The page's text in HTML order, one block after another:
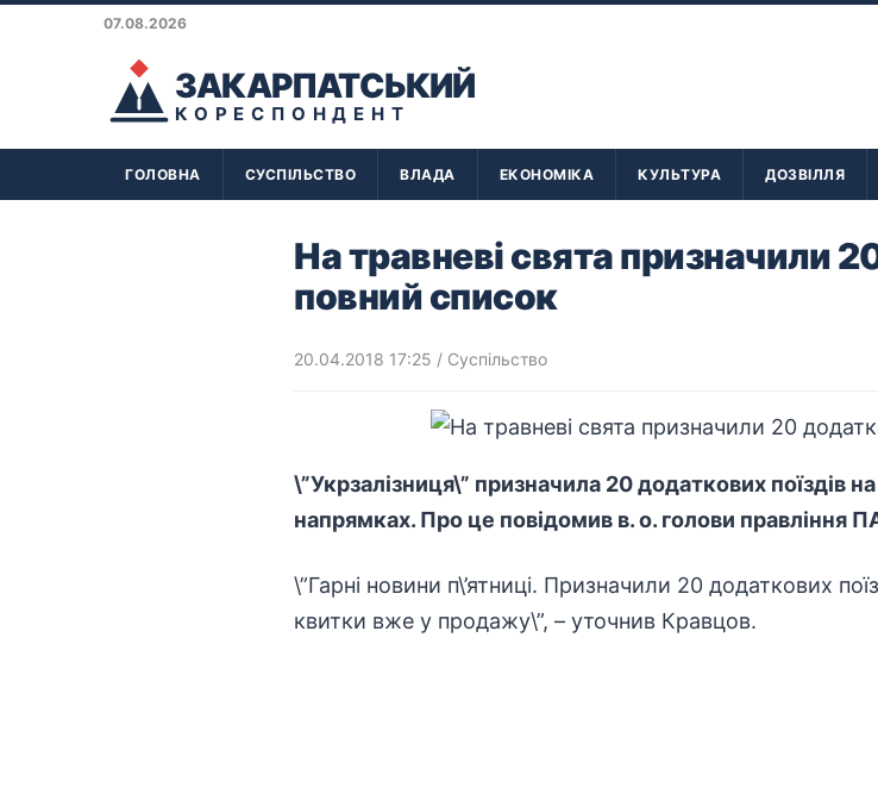
07.08.2026
ЗАКАРПАТСЬКИЙ
КОРЕСПОНДЕНТ
ГОЛОВНА СУСПІЛЬСТВО ВЛАДА ЕКОНОМІКА КУЛЬТУРА ДОЗВІЛЛЯ
На травневі свята призначили
повний список
20.04.2018 17:25 / Суспільство
\”Укрзалізниця\” призначила 20 додаткових поїздів
напрямках. Про це повідомив в. о. голови правління
\”Гарні новини п\’ятниці. Призначили 20 додаткових
квитки вже у продажу\”, – уточнив Кравцов.